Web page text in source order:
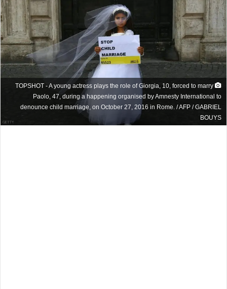
TOPSHOT - A young actress plays the role of Giorgia, 10, forced to marry
Paolo, 47, during a happening organised by Amnesty International to
denounce child marriage, on October 27, 2016 in Rome. / AFP / GABRIEL
BOUYS